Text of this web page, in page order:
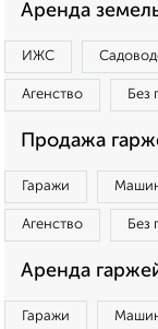
Аренда
ИЖС
Агенство Без
Продажа
Гаражи
Агенство Без
Аренда
Гаражи